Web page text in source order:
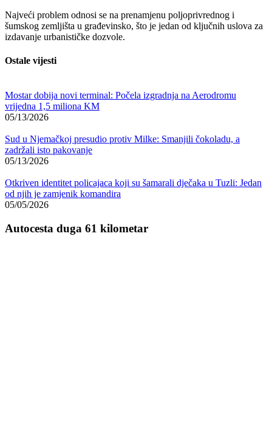
Najveći problem odnosi se na prenamjenu poljoprivrednog i
šumskog zemljišta u građevinsko, što je jedan od ključnih uslova za
izdavanje urbanističke dozvole.
Ostale vijesti
Mostar dobija novi terminal: Počela izgradnja na Aerodromu
vrijedna 1,5 miliona KM
05/13/2026
Sud u Njemačkoj presudio protiv Milke: Smanjili čokoladu, a
zadržali isto pakovanje
05/13/2026
Otkriven identitet policajaca koji su šamarali dječaka u Tuzli: Jedan
od njih je zamjenik komandira
05/05/2026
Autocesta duga 61 kilometar